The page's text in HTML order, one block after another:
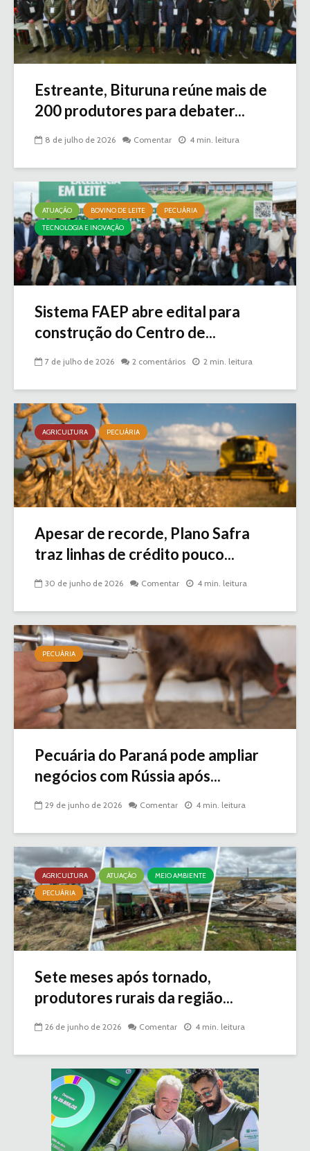
Estreante, Bituruna reúne mais de
200 produtores para debater...
8 de julho de 2026 Comentar 4 min. leitura
ATUAÇÃO BOVINO DE LEITE
PECUÁRIA
TECNOLOGIA E INOVAÇÃO
Sistema FAEP abre edital para
construção do Centro de...
7 de julho de 2026 2 comentários 2 min. leitura
AGRICULTURA PECUÁRIA
Apesar de recorde, Plano Safra
traz linhas de crédito pouco...
30 de junho de 2026 Comentar 4 min. leitura
PECUÁRIA
Pecuária do Paraná pode ampliar
negócios com Rússia após...
29 de junho de 2026 Comentar 4 min. leitura
AGRICULTURA ATUAÇÃO
MEIO AMBIENTE
PECUÁRIA
Sete meses após tornado,
produtores rurais da região...
26 de junho de 2026 Comentar 4 min. leitura